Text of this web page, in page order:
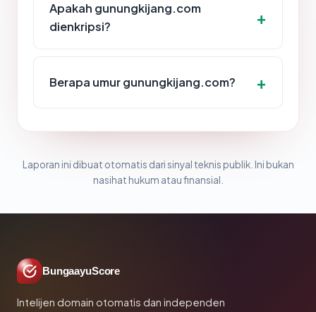
Apakah gunungkijang.com
dienkripsi?
Berapa umur gunungkijang.com?
Laporan ini dibuat otomatis dari sinyal teknis publik. Ini bukan
nasihat hukum atau finansial.
BungaayuScore
Intelijen domain otomatis dan independen